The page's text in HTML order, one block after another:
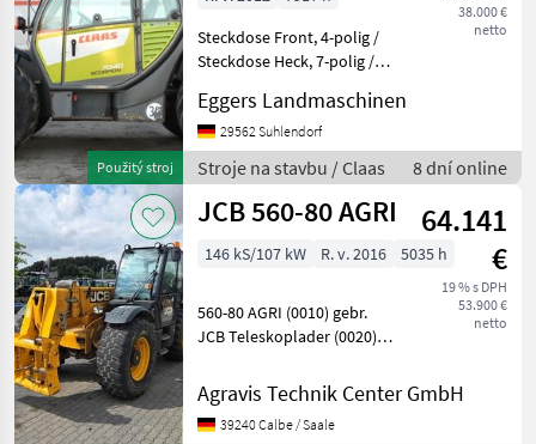
Použitý stroj
38.000 €
netto
Steckdose Front, 4-polig /
Steckdose Heck, 7-polig /
am Werkzeugträger,
doppeltwirkend / 30 km/h -
VARIPOWER / Bereifung
500/70 R24 / Abdeck
Eggers Landmaschinen
29562 Suhlendorf
Stroje na stavbu / Claas 8 dní online
JCB 560-80 AGRI
64.141
€
19 % s DPH
53.900 €
netto
146 kS/107 kW R. v. 2016 5035 h
560-80 AGRI (0010) gebr.
JCB Teleskoplader (0020)
(0030) Servo
Einhebelbedien. inkl.
Zusatzhydr. (0040)
Agravis Technik Center GmbH
39240 Calbe / Saale